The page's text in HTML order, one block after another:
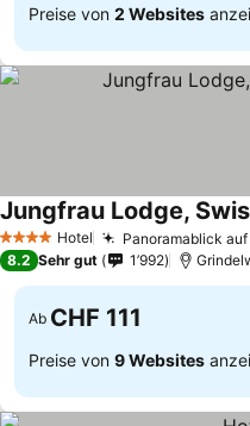
Preise von 2 Websites
4 Sterne Hotel Panoramablick
Jungfrau Lodge,
8.2 Sehr gut 1’992
Ab CHF 111
Preise von 9 Websites